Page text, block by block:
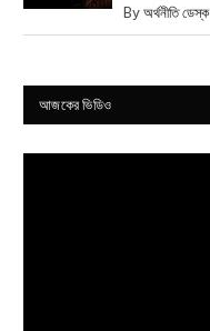
By অর্থনীতি ডেস্ক
আজকের ভিডিও